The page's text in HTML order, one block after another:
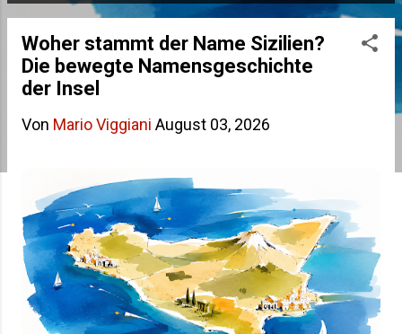
s
Woher stammt der Name Sizilien?
Die bewegte Namensgeschichte
der Insel
Von Mario Viggiani August 03, 2026